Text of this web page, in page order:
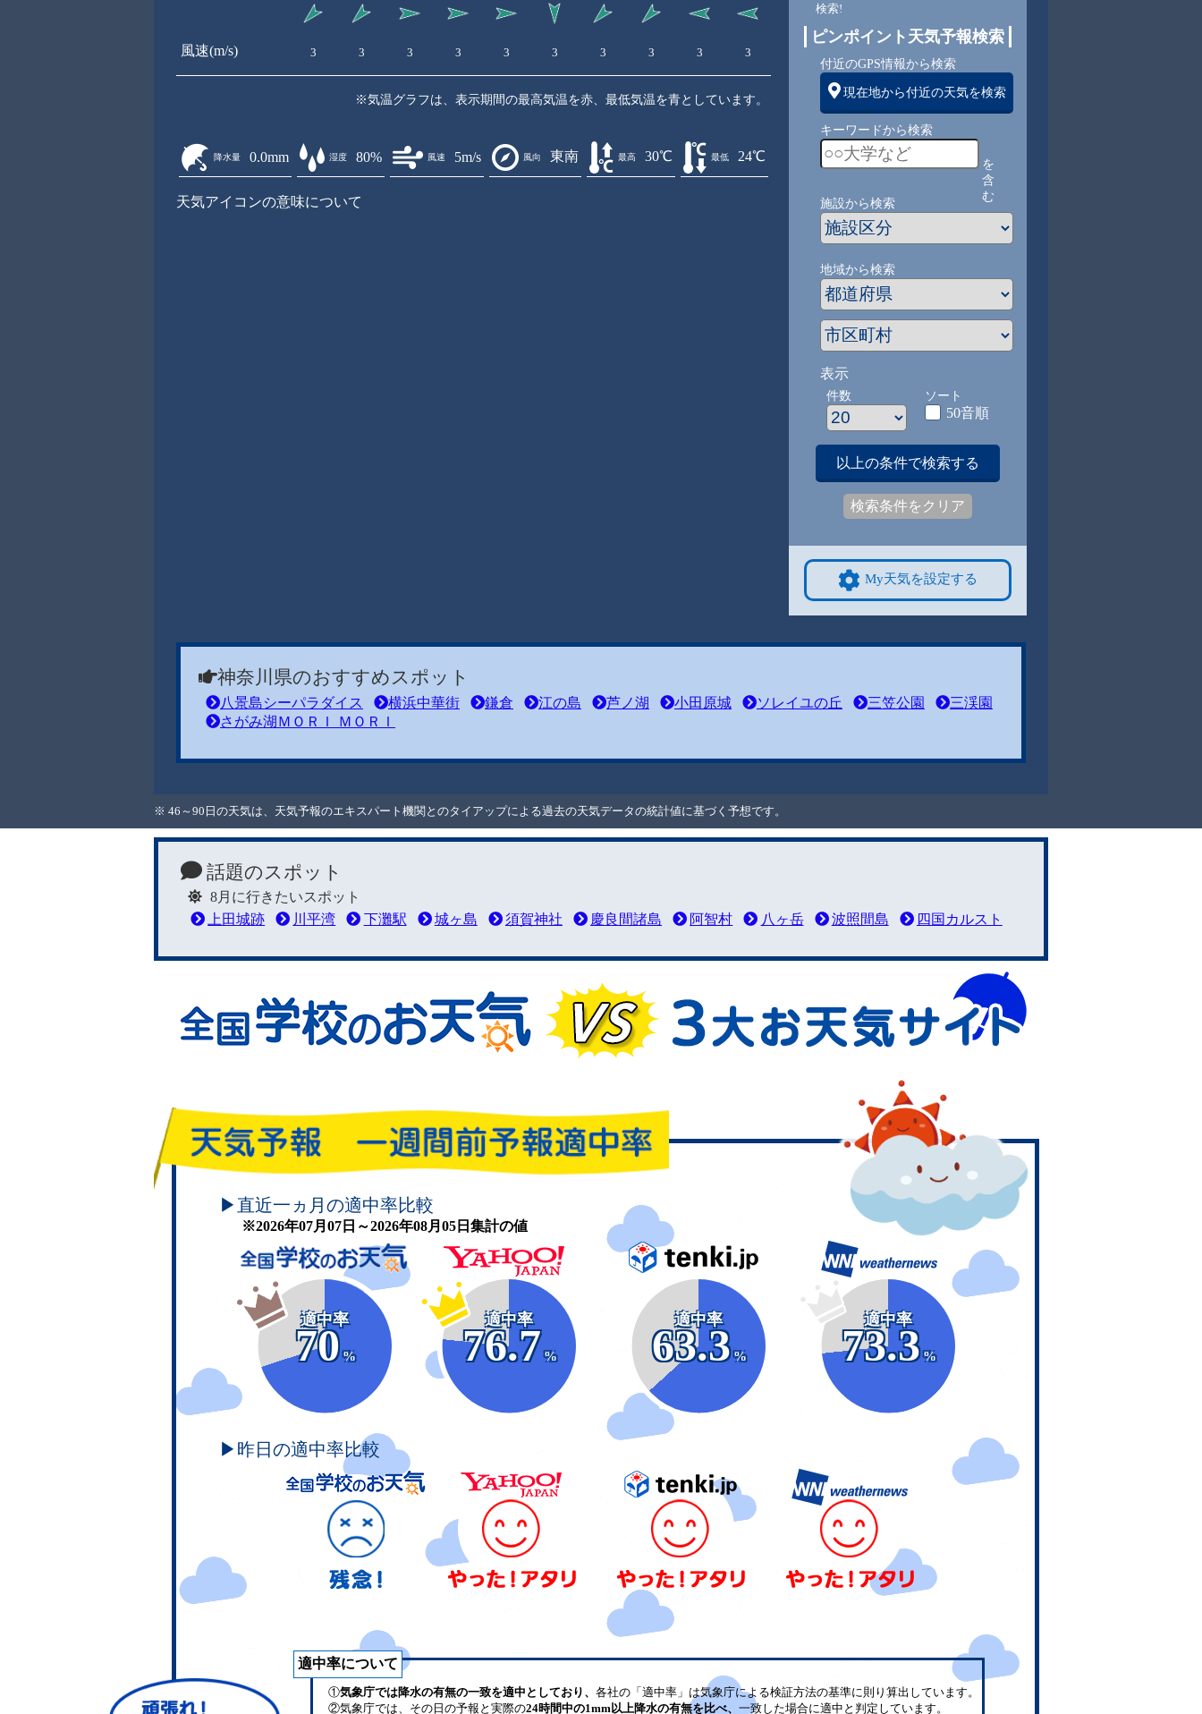
風速(m/s) 3 3 3 3 3 3 3 3 3 3
※気温グラフは、表示期間の最高気温を赤、最低気温を青としています。
降水量 0.0mm 湿度 80% 風速 5m/s 風向 東南 最高 30℃ 最低 24℃
天気アイコンの意味について
検索!
ピンポイント天気予報検索
付近のGPS情報から検索
現在地から付近の天気を検索
キーワードから検索
を
含
む
施設から検索
地域から検索
表示
件数 ソート
50音順
以上の条件で検索する
検索条件をクリア
My天気を設定する
神奈川県のおすすめスポット
八景島シーパラダイス 横浜中華街 鎌倉 江の島 芦ノ湖 小田原城 ソレイユの丘 三笠公園
三渓園
さがみ湖ＭＯＲＩ ＭＯＲＩ
※ 46～90日の天気は、天気予報のエキスパート機関とのタイアップによる過去の天気データの統計値に基づく予想です。
話題のスポット
8月に行きたいスポット
上田城跡
川平湾 下灘駅 城ヶ島 須賀神社 慶良間諸島 阿智村 八ヶ岳 波照間島 四国カルスト
頑張れ！学校のお天気
▶直近一ヵ月の適中率比較
※2026年07月07日～2026年08月05日集計の値
適中率
70
%
適中率
76.7
%
適中率
63.3
%
適中率
73.3
%
▶昨日の適中率比較
適中率について
①気象庁では降水の有無の一致を適中としており、 各社の「適中率」は気象庁による検証方法の基準に則り算出しています。
②気象庁では、その日の予報と実際の24時間中の1mm以上降水の有無を比べ、 一致した場合に適中と判定しています。